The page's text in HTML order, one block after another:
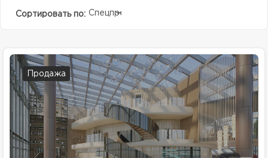
Сортировать по: Спецпредолжение
Продажа